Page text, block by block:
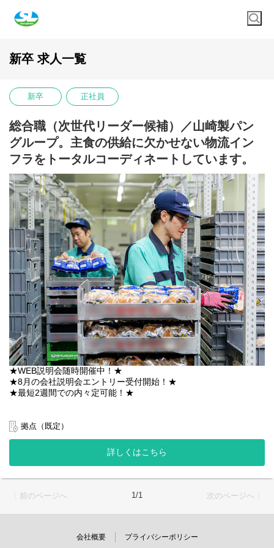
新卒 求人一覧
新卒 正社員
総合職（次世代リーダー候補）／山崎製パン
グループ。主食の供給に欠かせない物流イン
フラをトータルコーディネートしています。
★WEB説明会随時開催中！★
★8月の会社説明会エントリー受付開始！★
★最短2週間での内々定可能！★
総合職としての募集です
─────────────
パン・菓子・米などの食品を
業務の流れとなります。
リーダー候補としてご活躍いただきます。
拠点（既定）
詳しくはこちら
〈 前のページへ 1/1 次のページへ 〉
会社概要 プライバシーポリシー